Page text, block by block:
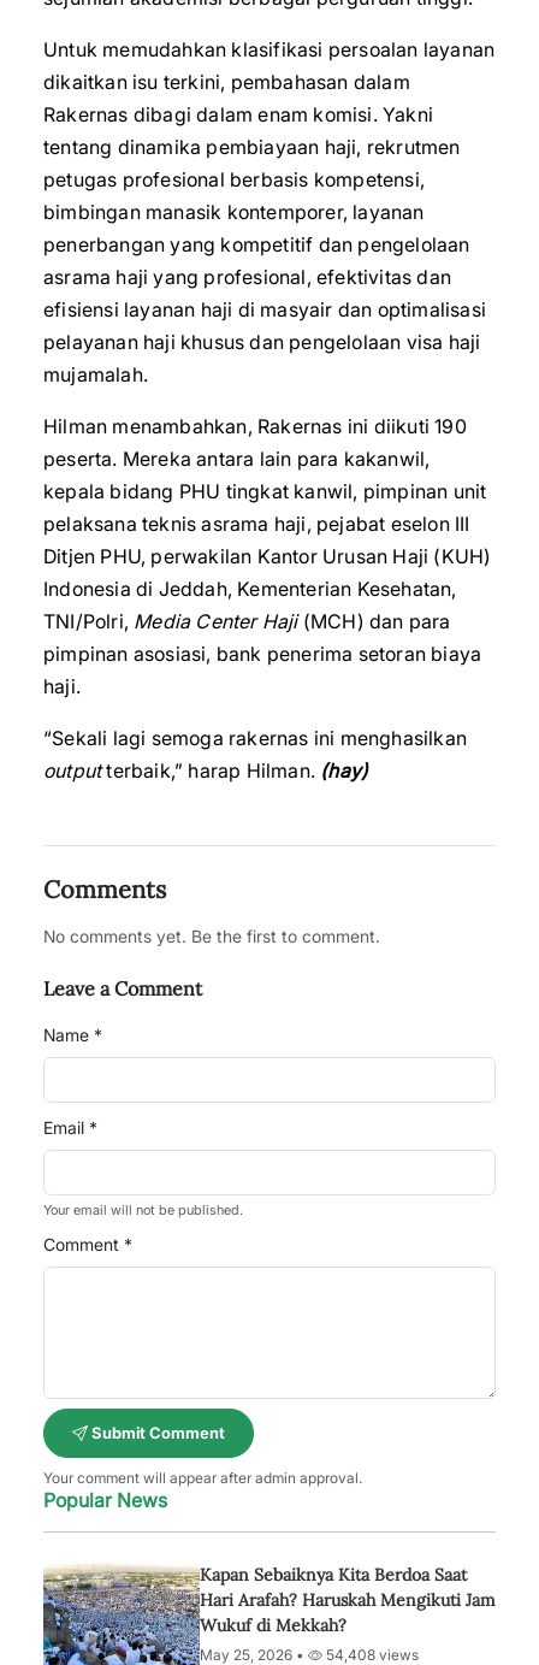
Untuk memudahkan klasifikasi persoalan layanan
dikaitkan isu terkini, pembahasan dalam
Rakernas dibagi dalam enam komisi. Yakni
tentang dinamika pembiayaan haji, rekrutmen
petugas profesional berbasis kompetensi,
bimbingan manasik kontemporer, layanan
penerbangan yang kompetitif dan pengelolaan
asrama haji yang profesional, efektivitas dan
efisiensi layanan haji di masyair dan optimalisasi
pelayanan haji khusus dan pengelolaan visa haji
mujamalah.
Hilman menambahkan, Rakernas ini diikuti 190
peserta. Mereka antara lain para kakanwil,
kepala bidang PHU tingkat kanwil, pimpinan unit
pelaksana teknis asrama haji, pejabat eselon III
Ditjen PHU, perwakilan Kantor Urusan Haji (KUH)
Indonesia di Jeddah, Kementerian Kesehatan,
TNI/Polri, Media Center Haji(MCH) dan para
pimpinan asosiasi, bank penerima setoran biaya
haji.
“Sekali lagi semoga rakernas ini menghasilkan
outputterbaik,” harap Hilman. (hay)
Comments
No comments yet. Be the first to comment.
Leave a Comment
Name *
Email *
Your email will not be published.
Comment *
Submit Comment
Your comment will appear after admin approval.
Popular News
Kapan Sebaiknya Kita Berdoa Saat
Hari Arafah? Haruskah Mengikuti Jam
Wukuf di Mekkah?
May 25, 2026 • 54,408 views